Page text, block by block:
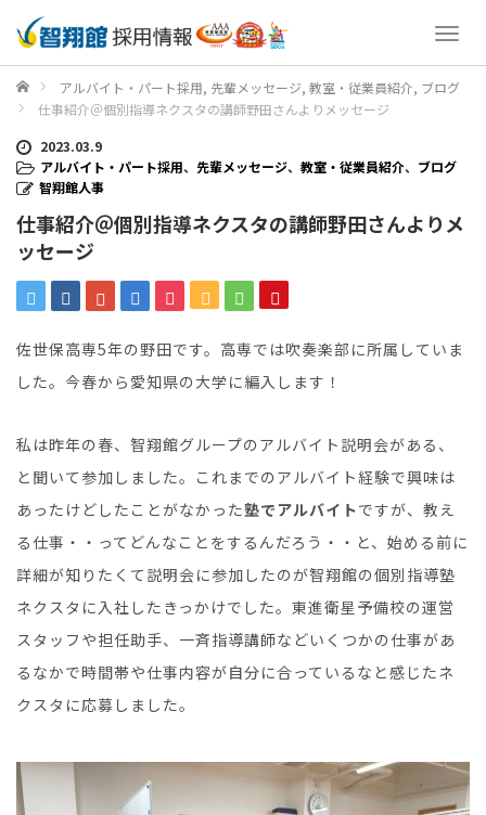
T
g
g
n
i
n
ホーム アルバイト・パート採用, 先輩メッセージ, 教室・従業員紹介, ブログ
仕事紹介＠個別指導ネクスタの講師野田さんよりメッセージ
2023.03.9
アルバイト・パート採用、 先輩メッセージ、 教室・従業員紹介、 ブログ
智翔館人事
仕事紹介＠個別指導ネクスタの講師野田さんよりメ
ッセージ
佐世保高専5年の野田です。高専では吹奏楽部に所属していま
した。今春から愛知県の大学に編入します！
私は昨年の春、智翔館グループのアルバイト説明会がある、
と聞いて参加しました。これまでのアルバイト経験で興味は
あったけどしたことがなかった塾でアルバイトですが、教え
る仕事・・ってどんなことをするんだろう・・と、始める前に
詳細が知りたくて説明会に参加したのが智翔館の個別指導塾
ネクスタに入社したきっかけでした。東進衛星予備校の運営
スタッフや担任助手、一斉指導講師などいくつかの仕事があ
るなかで時間帯や仕事内容が自分に合っているなと感じたネ
クスタに応募しました。